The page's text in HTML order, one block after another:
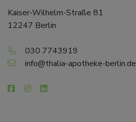
Kaiser-Wilhelm-Straße 81
12247 Berlin
030 7743919
info@thalia-apotheke-berlin.de